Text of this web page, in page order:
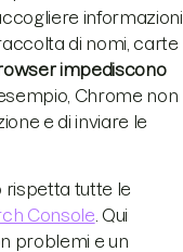
informazioni
di nomi, carte
impediscono
Chrome non
e di inviare le
rispetta tutte le
Console . Qui
problemi e un